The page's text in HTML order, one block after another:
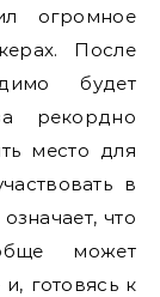
огромное
После
будет
рекордно
место для
в
что
может
готовясь к